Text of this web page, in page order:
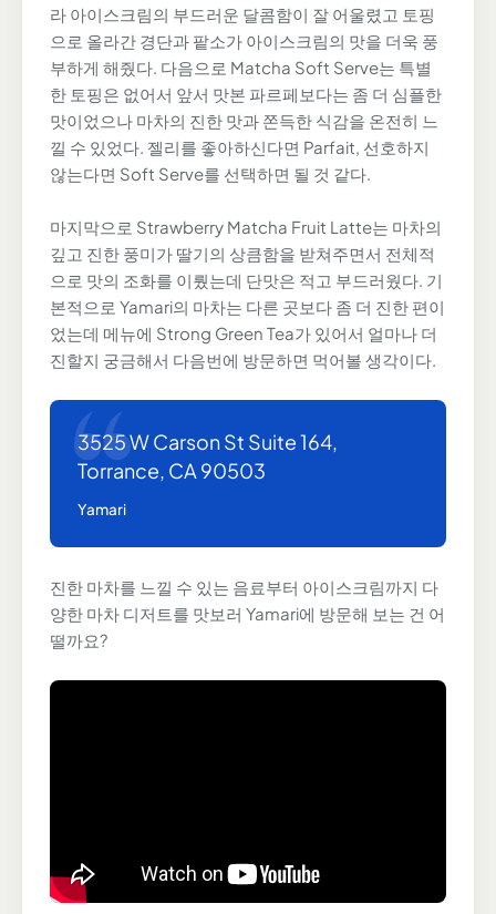
라 아이스크림의 부드러운 달콤함이 잘 어울렸고 토핑
으로 올라간 경단과 팥소가 아이스크림의 맛을 더욱 풍
부하게 해줬다. 다음으로 Matcha Soft Serve는 특별
한 토핑은 없어서 앞서 맛본 파르페보다는 좀 더 심플한
맛이었으나 마차의 진한 맛과 쫀득한 식감을 온전히 느
낄 수 있었다. 젤리를 좋아하신다면 Parfait, 선호하지
않는다면 Soft Serve를 선택하면 될 것 같다.
마지막으로 Strawberry Matcha Fruit Latte는 마차의
깊고 진한 풍미가 딸기의 상큼함을 받쳐주면서 전체적
으로 맛의 조화를 이뤘는데 단맛은 적고 부드러웠다. 기
본적으로 Yamari의 마차는 다른 곳보다 좀 더 진한 편이
었는데 메뉴에 Strong Green Tea가 있어서 얼마나 더
진할지 궁금해서 다음번에 방문하면 먹어볼 생각이다.
3525 W Carson St Suite 164,
Torrance, CA 90503
Yamari
진한 마차를 느낄 수 있는 음료부터 아이스크림까지 다
양한 마차 디저트를 맛보러 Yamari에 방문해 보는 건 어
떨까요?